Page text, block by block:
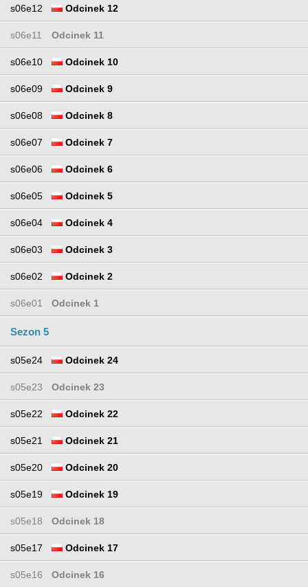
s06e12 Odcinek 12
s06e11 Odcinek 11
s06e10 Odcinek 10
s06e09 Odcinek 9
s06e08 Odcinek 8
s06e07 Odcinek 7
s06e06 Odcinek 6
s06e05 Odcinek 5
s06e04 Odcinek 4
s06e03 Odcinek 3
s06e02 Odcinek 2
s06e01 Odcinek 1
Sezon 5
s05e24 Odcinek 24
s05e23 Odcinek 23
s05e22 Odcinek 22
s05e21 Odcinek 21
s05e20 Odcinek 20
s05e19 Odcinek 19
s05e18 Odcinek 18
s05e17 Odcinek 17
s05e16 Odcinek 16